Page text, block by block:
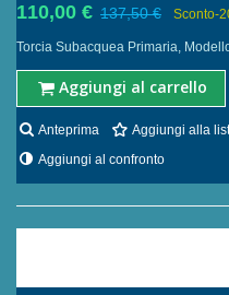
110,00 € 137,50 € Sconto-
Torcia Subacquea Primaria,
Aggiungi al carrello
Anteprima Aggiungi alla
Aggiungi al confronto